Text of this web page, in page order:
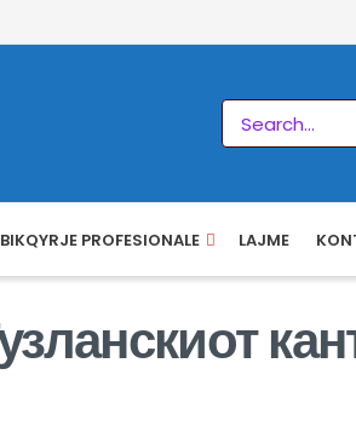
PROFESIONALE LAJME